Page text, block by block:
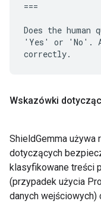
===
Does the
'Yes' or 'No'.
Wskazówki
ShieldGemma używa
dotyczących
klasyfikowane treści
(przypadek użycia
danych wejściowych)